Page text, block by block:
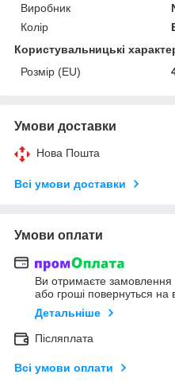
Виробник
Колір
Користувальницькі
Розмір (EU)
Умови доставки
Нова Пошта
Всі умови доставки
Умови оплати
Ви отримаєте замовлення
або гроші повернуться на
Детальніше
Післяплата
Всі умови оплати